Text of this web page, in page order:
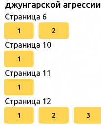
джунгарской агрессии
Страница 6
1 2
Страница 10
1
Страница 11
1
Страница 12
1 2 3